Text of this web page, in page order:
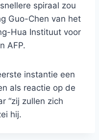
spiraal zou
Guo-Chen van het
Hua Instituut voor
AFP.
instantie een
als reactie op de
“zij zullen zich
hij.